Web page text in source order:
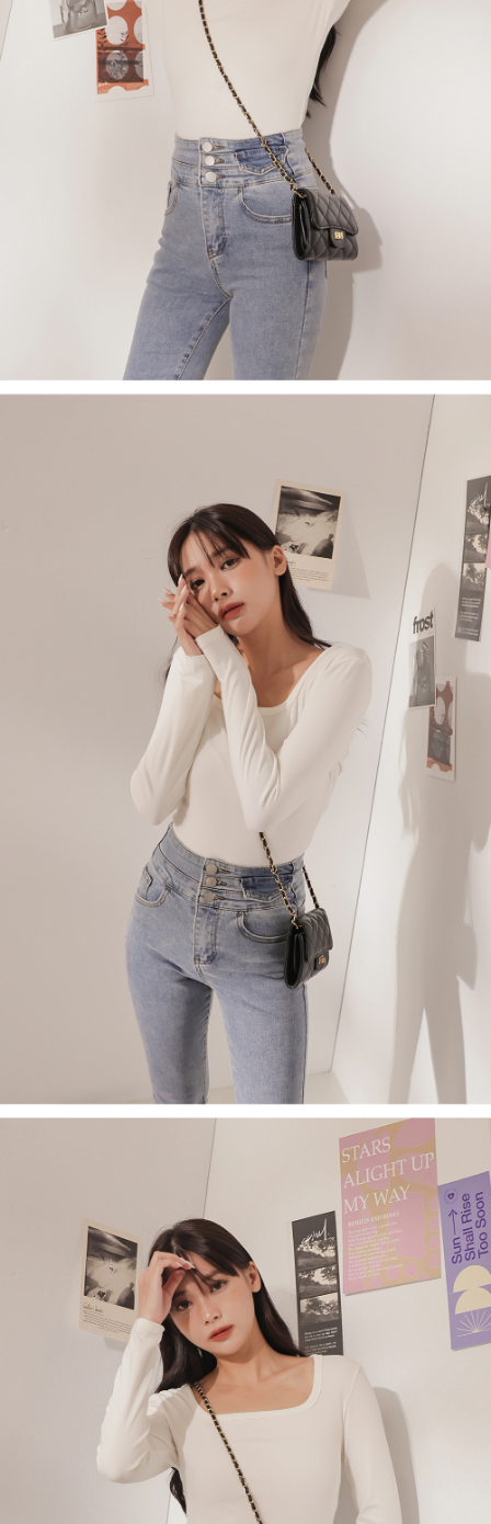
５．嚴禁一人註冊多個帳號或使用他人資訊註冊。若發現惡意使用之情形，
恩沛科技股份有限公司將有權停止該用戶之使用額度並採取法律行動。